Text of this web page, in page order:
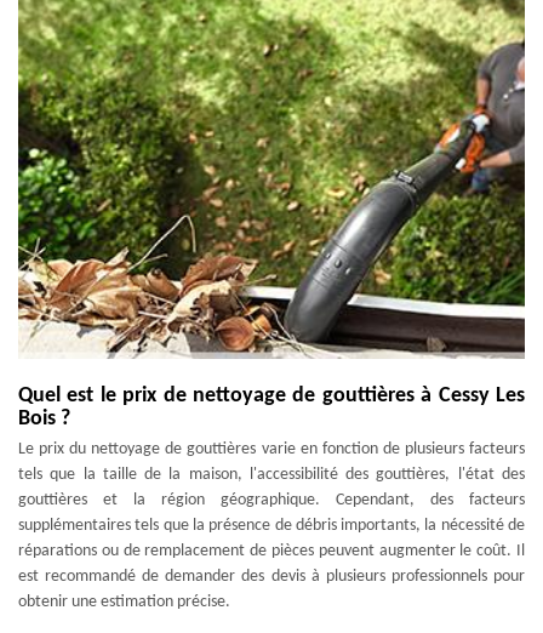
Quel est le prix de nettoyage de gouttières à Cessy Les
Bois ?
Le prix du nettoyage de gouttières varie en fonction de plusieurs facteurs
tels que la taille de la maison, l'accessibilité des gouttières, l'état des
gouttières et la région géographique. Cependant, des facteurs
supplémentaires tels que la présence de débris importants, la nécessité de
réparations ou de remplacement de pièces peuvent augmenter le coût. Il
est recommandé de demander des devis à plusieurs professionnels pour
obtenir une estimation précise.